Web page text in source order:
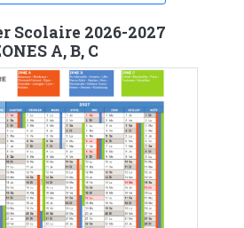
Scolaire 2026-2027
A, B, C